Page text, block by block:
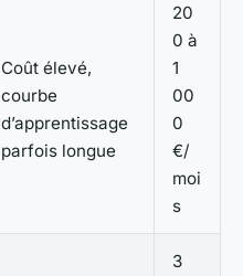
Coût élevé,
courbe
d’apprentissage
parfois longue
20
0 à
1
00
0
€/
moi
s
3